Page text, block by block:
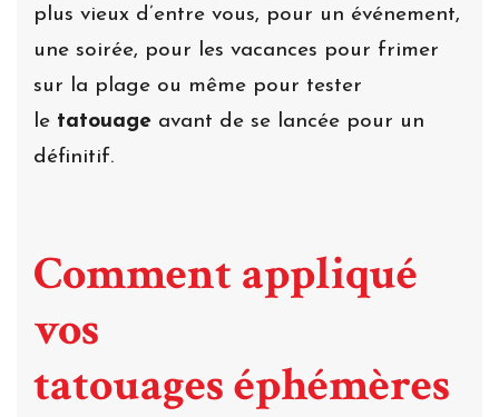
plus vieux d’entre vous, pour un événement,
une soirée, pour les vacances pour frimer
sur la plage ou même pour tester
le tatouage avant de se lancée pour un
définitif.
Comment appliqué
vos
tatouages éphémères